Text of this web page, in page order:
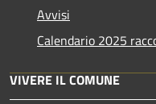
Avvisi
Calendario 2025
VIVERE IL COMUNE